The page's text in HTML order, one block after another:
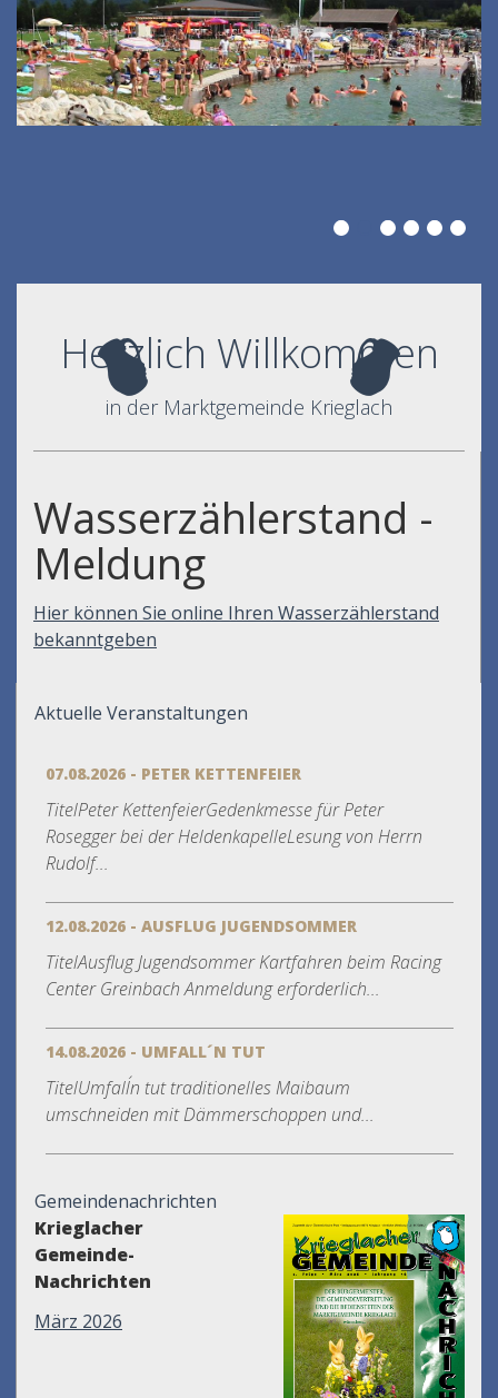
Herzlich Willkommen
in der Marktgemeinde Krieglach
Wasserzählerstand -
Meldung
Hier können Sie online Ihren Wasserzählerstand
bekanntgeben
Aktuelle Veranstaltungen
07.08.2026 - PETER KETTENFEIER
TitelPeter KettenfeierGedenkmesse für Peter
Rosegger bei der HeldenkapelleLesung von Herrn
Rudolf...
12.08.2026 - AUSFLUG JUGENDSOMMER
TitelAusflug Jugendsommer Kartfahren beim Racing
Center Greinbach Anmeldung erforderlich...
14.08.2026 - UMFALL´N TUT
TitelUmfall´n tut traditionelles Maibaum
umschneiden mit Dämmerschoppen und...
Gemeindenachrichten
Krieglacher
Gemeinde-
Nachrichten
März 2026